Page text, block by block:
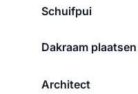
Schuifpui
Dakraam plaatsen
Architect